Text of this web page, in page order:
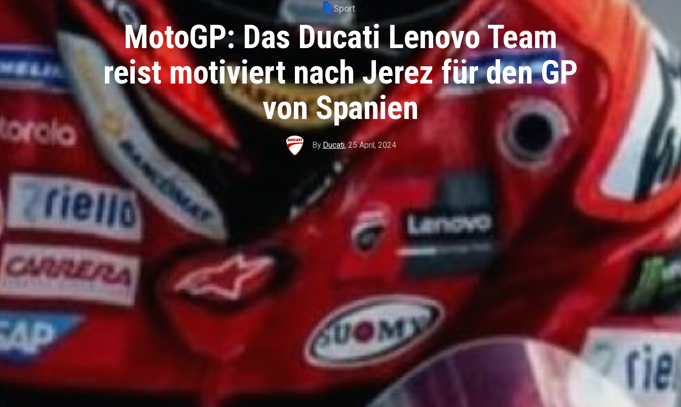
Sport
MotoGP: Das Ducati Lenovo Team
reist motiviert nach Jerez für den GP
von Spanien
By Ducati, 25 April, 2024